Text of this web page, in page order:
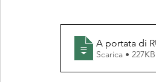
A portata di
Scarica • 227KB